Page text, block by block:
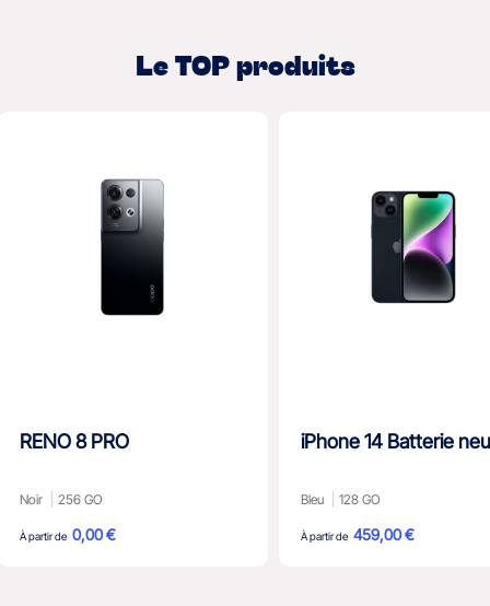
Le TOP produits
RENO 8 PRO
Noir 256 GO
À partir de 0,00 €
iPhone 14 Batterie
Bleu 128 GO
À partir de 459,00 €